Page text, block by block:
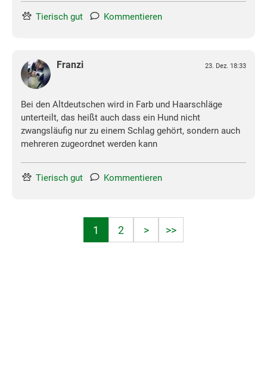
Tierisch gut Kommentieren
Franzi 23. Dez. 18:33
Bei den Altdeutschen wird in Farb und Haarschläge
unterteilt, das heißt auch dass ein Hund nicht
zwangsläufig nur zu einem Schlag gehört, sondern auch
mehreren zugeordnet werden kann
Tierisch gut Kommentieren
1 2 > >>